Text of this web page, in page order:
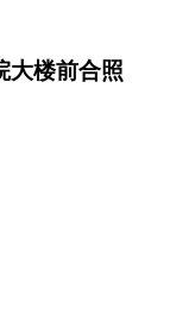
大楼前合照